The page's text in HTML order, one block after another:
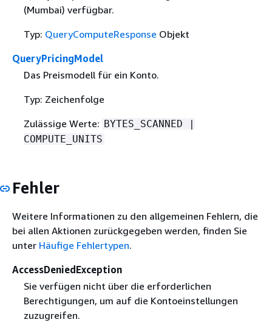
(Mumbai) verfügbar.
Typ: QueryComputeResponse Objekt
QueryPricingModel
Das Preismodell für ein Konto.
Typ: Zeichenfolge
Zulässige Werte: BYTES_SCANNED |
COMPUTE_UNITS
Fehler
Weitere Informationen zu den allgemeinen Fehlern, die
bei allen Aktionen zurückgegeben werden, finden Sie
unter Häufige Fehlertypen.
AccessDeniedException
Sie verfügen nicht über die erforderlichen
Berechtigungen, um auf die Kontoeinstellungen
zuzugreifen.